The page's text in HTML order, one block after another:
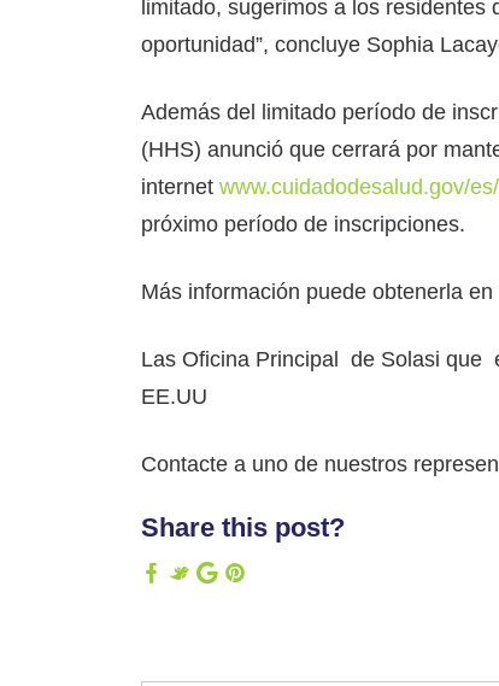
limitado, sugerimos a los
oportunidad”, concluye Sophia
Además del limitado período de
(HHS) anunció que cerrará por
internet www.cuidadodesalud.gov/es/
próximo período de inscripciones.
Más información puede obtenerla
Las Oficina Principal de Solasi que
EE.UU
Contacte a uno de nuestros
Share this post?